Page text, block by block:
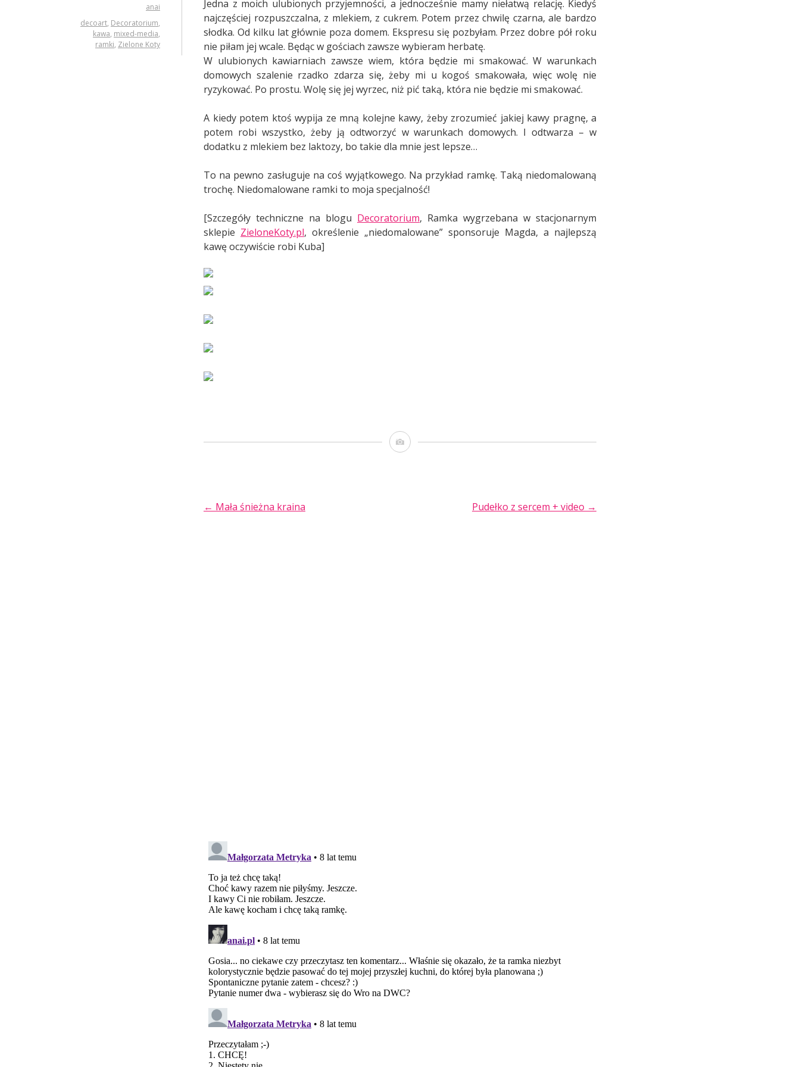
anai
decoart, Decoratorium,
kawa, mixed-media,
ramki, Zielone Koty
Jedna z moich ulubionych przyjemności, a jednocześnie mamy niełatwą relację. Kiedyś
najczęściej rozpuszczalna, z mlekiem, z cukrem. Potem przez chwilę czarna, ale bardzo
słodka. Od kilku lat głównie poza domem. Ekspresu się pozbyłam. Przez dobre pół roku
nie piłam jej wcale. Będąc w gościach zawsze wybieram herbatę.
W ulubionych kawiarniach zawsze wiem, która będzie mi smakować. W warunkach
domowych szalenie rzadko zdarza się, żeby mi u kogoś smakowała, więc wolę nie
ryzykować. Po prostu. Wolę się jej wyrzec, niż pić taką, która nie będzie mi smakować.
A kiedy potem ktoś wypija ze mną kolejne kawy, żeby zrozumieć jakiej kawy pragnę, a
potem robi wszystko, żeby ją odtworzyć w warunkach domowych. I odtwarza – w
dodatku z mlekiem bez laktozy, bo takie dla mnie jest lepsze…
To na pewno zasługuje na coś wyjątkowego. Na przykład ramkę. Taką niedomalowaną
trochę. Niedomalowane ramki to moja specjalność!
[Szczegóły techniczne na blogu Decoratorium, Ramka wygrzebana w stacjonarnym
sklepie ZieloneKoty.pl, określenie „niedomalowane” sponsoruje Magda, a najlepszą
kawę oczywiście robi Kuba]
Obrazek
POST
← Mała śnieżna kraina Pudełko z sercem + video →